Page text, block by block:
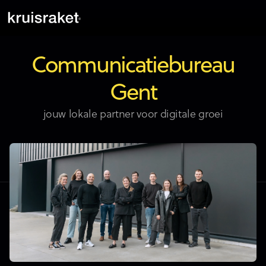
Communicatiebureau
Gent
jouw lokale partner voor digitale groei